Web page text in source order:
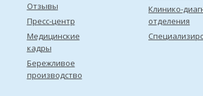
Отзывы
Пресс-центр
Медицинские
кадры
Бережливое
производство
Клинико-
отделения